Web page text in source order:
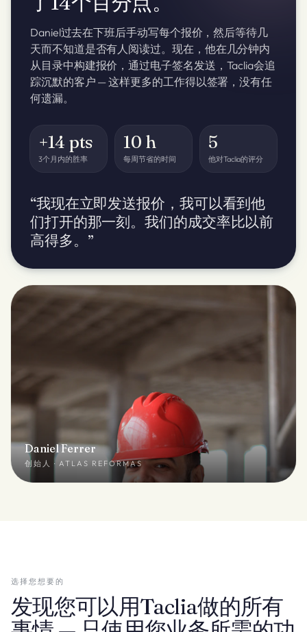
Daniel过去在下班后手动写每个报价，然后等待几
天而不知道是否有人阅读过。现在，他在几分钟内
从目录中构建报价，通过电子签名发送，Taclia会追
踪沉默的客户 — 这样更多的工作得以签署，没有任
何遗漏。
+14 pts
3个月内的胜率
10 h
每周节省的时间
5
他对Taclia的评分
“我现在立即发送报价，我可以看到他
们打开的那一刻。我们的成交率比以前
高得多。”
Daniel Ferrer
创始人 · ATLAS REFORMAS
选择您想要的
发现您可以用Taclia做的所有